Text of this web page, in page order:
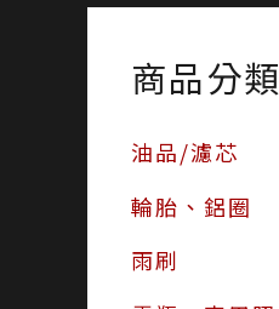
商品分類
油品/濾芯
輪胎、鋁圈
雨刷